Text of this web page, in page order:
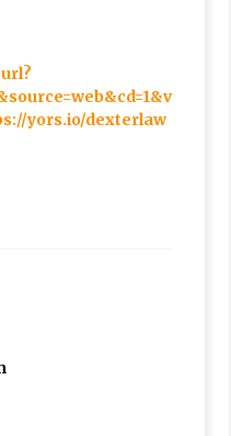
yors.io/dexterlaw